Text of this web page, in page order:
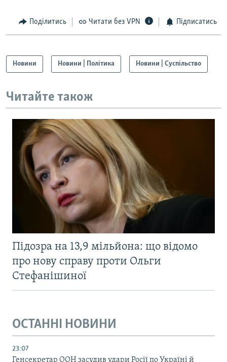
Поділитись Читати без VPN Підписатись
Новини Новини | Політика Новини | Суспільство
Читайте також
Підозра на 13,9 мільйона: що відомо
про нову справу проти Ольги
Стефанішиної
ОСТАННІ НОВИНИ
23:07
Генсекретар ООН засудив удари Росії по Україні й